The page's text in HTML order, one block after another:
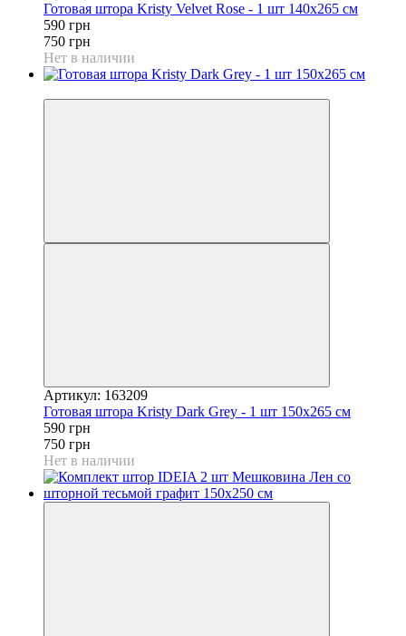
Готовая штора Kristy Velvet Rose - 1 шт 140x265 см
590 грн
750 грн
Нет в наличии
Артикул: 163209
Готовая штора Kristy Dark Grey - 1 шт 150x265 см
590 грн
750 грн
Нет в наличии